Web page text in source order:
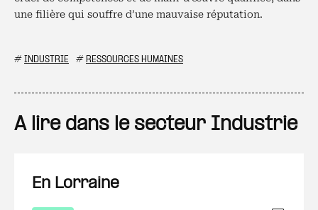
une filière qui souffre d’une mauvaise réputation.
# INDUSTRIE # RESSOURCES HUMAINES
A lire dans le secteur Industrie
En Lorraine